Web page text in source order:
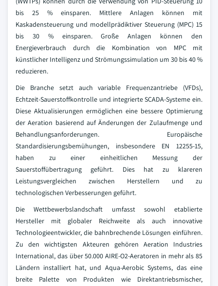
bis 25 % einsparen. Mittlere Anlagen können mit
Kaskadensteuerung und modellprädiktiver Steuerung (MPC) 15
bis 30 % einsparen. Große Anlagen können den
Energieverbrauch durch die Kombination von MPC mit
künstlicher Intelligenz und Strömungssimulation um 30 bis 40 %
reduzieren.
Die Branche setzt auch variable Frequenzantriebe (VFDs),
Echtzeit-Sauerstoffkontrolle und integrierte SCADA-Systeme ein.
Diese Aktualisierungen ermöglichen eine bessere Optimierung
der Aeration basierend auf Änderungen der Zulaufmenge und
Behandlungsanforderungen. Europäische
Standardisierungsbemühungen, insbesondere EN 12255-15,
haben zu einer einheitlichen Messung der
Sauerstoffübertragung geführt. Dies hat zu klareren
Leistungsvergleichen zwischen Herstellern und zu
technologischen Verbesserungen geführt.
Die Wettbewerbslandschaft umfasst sowohl etablierte
Hersteller mit globaler Reichweite als auch innovative
Technologieentwickler, die bahnbrechende Lösungen einführen.
Zu den wichtigsten Akteuren gehören Aeration Industries
International, das über 50.000 AIRE-O2-Aeratoren in mehr als 85
Ländern installiert hat, und Aqua-Aerobic Systems, das eine
breite Palette von Produkten wie Direktantriebsmischer,